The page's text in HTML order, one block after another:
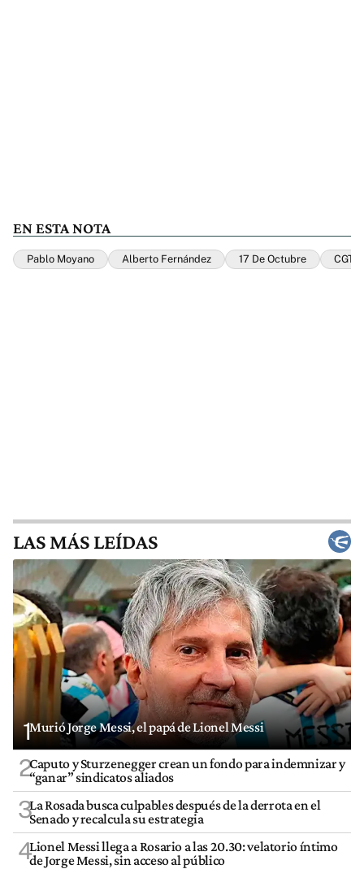
EN ESTA NOTA
Pablo Moyano Alberto Fernández 17 De Octubre CGT
LAS MÁS LEÍDAS
1Murió Jorge Messi, el papá de Lionel Messi
2Caputo y Sturzenegger crean un fondo para indemnizar y
“ganar” sindicatos aliados
3La Rosada busca culpables después de la derrota en el
Senado y recalcula su estrategia
4Lionel Messi llega a Rosario a las 20.30: velatorio íntimo
de Jorge Messi, sin acceso al público